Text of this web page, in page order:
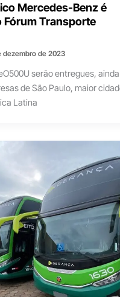
Mercedes-Benz é
Fórum Transporte
dezembro de 2023
serão entregues,
de São Paulo, maior
Latina